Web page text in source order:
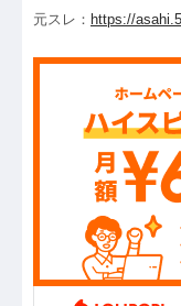
元スレ： https://